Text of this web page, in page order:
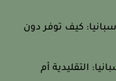
كيف توفر دون
التقليدية أم